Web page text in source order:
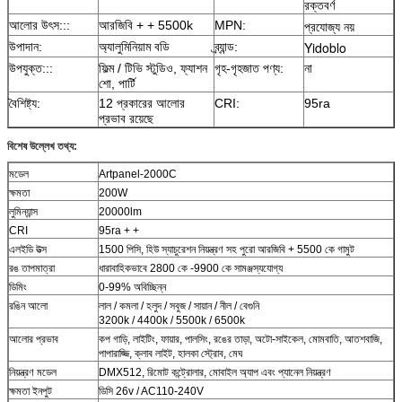
রক্তবর্ণ
আলোর উৎস::: আরজিবি + + 5500k MPN: প্রযোজ্য নয়
উপাদান: অ্যালুমিনিয়াম বডি ব্র্যান্ড: Yidoblo
উপযুক্ত:::
ফিল্ম / টিভি স্টুডিও, ফ্যাশন
শো, পার্টি
গৃহ-গৃহজাত পণ্য: না
বৈশিষ্ট্য:
12 প্রকারের আলোর
প্রভাব রয়েছে
CRI: 95ra
বিশেষ উল্লেখ তথ্য:
মডেল
Artpanel-2000C
ক্ষমতা
200W
লুমিন্যান্স
20000lm
CRI
95ra + +
এলইডি উত্স
1500 পিসি, হিউ স্যাচুরেশন নিয়ন্ত্রণ সহ পুরো আরজিবি + 5500 কে গামুট
রঙ তাপমাত্রা
ধারাবাহিকভাবে 2800 কে -9900 কে সামঞ্জস্যযোগ্য
ডিমিং
0-99% অবিচ্ছিন্ন
রঙিন আলো
লাল / কমলা / হলুদ / সবুজ / সায়ান / নীল / বেগুনি
3200k / 4400k / 5500k / 6500k
আলোর প্রভাব
কপ গাড়ি, লাইটিং, ফায়ার, পালসিং, রঙের তাড়া, অটো-সাইকেল, মোমবাতি, আতশবাজি,
পাপারাজ্জি, ক্লাব লাইট, হালকা স্ট্রোব, মেঘ
নিয়ন্ত্রণ মডেল
DMX512, রিমোট কন্ট্রোলার, মোবাইল অ্যাপ এবং প্যানেল নিয়ন্ত্রণ
ক্ষমতা ইনপুট
ডিসি 26v / AC110-240V